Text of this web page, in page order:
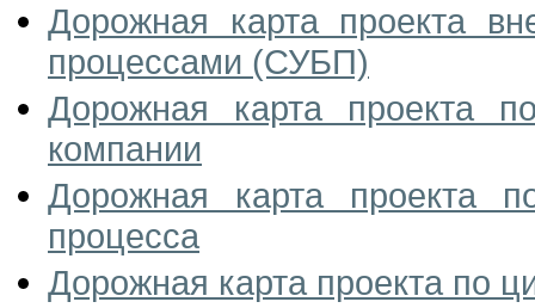
Дорожная карта проекта
процессами (СУБП)
Дорожная карта проекта
компании
Дорожная карта проекта
процесса
Дорожная карта проекта по